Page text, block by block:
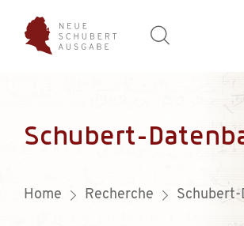
Schubert-
Home Recherche Schubert-